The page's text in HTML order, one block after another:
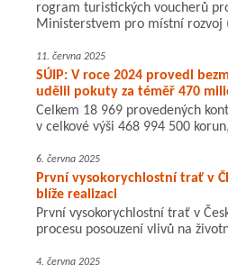
rogram turistických voucherů
Ministerstvem pro místní rozvoj
11. června 2025
SÚIP: V roce 2024 provedl
udělil pokuty za téměř 470
Celkem 18 969 provedených
v celkové výši 468 994 500
6. června 2025
První vysokorychlostní trať v
blíže realizaci
První vysokorychlostní trať v
procesu posouzení vlivů na
4. června 2025